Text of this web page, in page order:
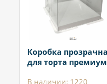
Коробка
для торта премиум
В наличии: 1220